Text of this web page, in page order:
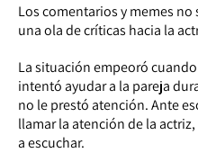
Los comentarios y memes
una ola de críticas hacia la
La situación empeoró
intentó ayudar a la pareja
no le prestó atención. Ante
llamar la atención de la
a escuchar.